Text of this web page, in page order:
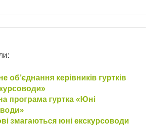
об’єднання керівників гуртків
програма гуртка «Юні
змагаються юні екскурсоводи